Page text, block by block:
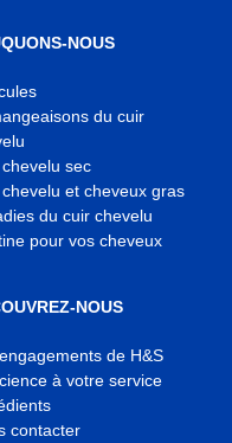
ongletNOUS
du cuir
sec
et cheveux gras
du cuir chevelu
pour vos cheveux
NOUS
de H&S
à votre service
contacter